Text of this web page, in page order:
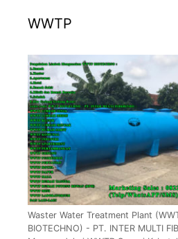
WWTP
Waster Water Treatment Plant
BIOTECHNO) - PT. INTER MULTI